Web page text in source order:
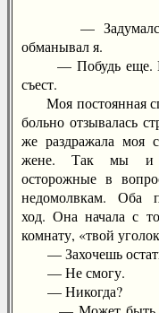
— Задумался.
обманывал я.
— Побудь еще.
съест.
Моя постоянная
больно отзывалась
же раздражала моя
жене. Так мы и
осторожные в
недомолвкам. Оба
ход. Она начала с
комнату, «твой
— Захочешь
— Не смогу.
— Никогда?